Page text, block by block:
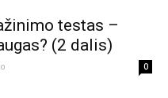
testas –
(2 dalis)
0